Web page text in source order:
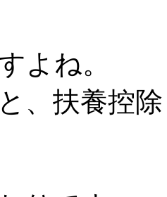
よね。
、扶養控